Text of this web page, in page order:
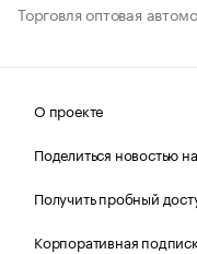
Торговля оптовая
О проекте
Поделиться новостью
Получить пробный
Корпоративная